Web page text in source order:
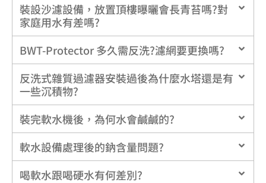
裝設沙濾設備，放置頂樓曝曬會長青苔嗎?對
家庭用水有差嗎?
BWT-Protector 多久需反洗?濾網要更換嗎?
反洗式雜質過濾器安裝過後為什麼水塔還是有
一些沉積物?
裝完軟水機後，為何水會鹹鹹的?
軟水設備處理後的鈉含量問題?
喝軟水跟喝硬水有何差別?